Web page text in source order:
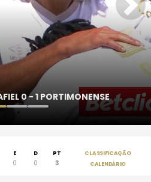
E D PT
0 0 3
CLASSIFICAÇÃO
CALENDÁRIO